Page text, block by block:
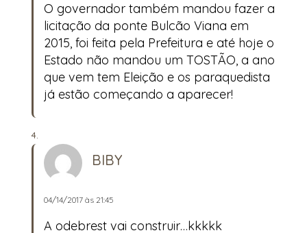
O governador também mandou fazer a
licitação da ponte Bulcão Viana em
2015, foi feita pela Prefeitura e até hoje o
Estado não mandou um TOSTÃO, a ano
que vem tem Eleição e os paraquedista
já estão começando a aparecer!
BIBY
04/14/2017 às 21:45
A odebrest vai construir…kkkkk